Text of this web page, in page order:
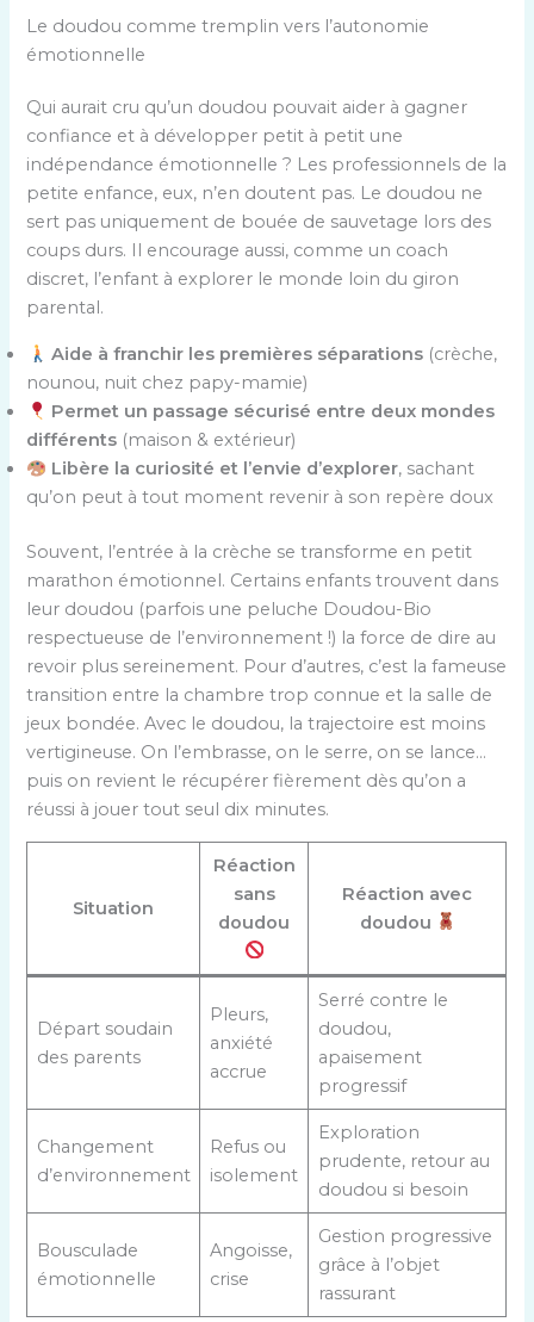
Le doudou comme tremplin vers l’autonomie
émotionnelle
Qui aurait cru qu’un doudou pouvait aider à gagner
confiance et à développer petit à petit une
indépendance émotionnelle ? Les professionnels de la
petite enfance, eux, n’en doutent pas. Le doudou ne
sert pas uniquement de bouée de sauvetage lors des
coups durs. Il encourage aussi, comme un coach
discret, l’enfant à explorer le monde loin du giron
parental.
Aide à franchir les premières séparations (crèche,
nounou, nuit chez papy-mamie)
Permet un passage sécurisé entre deux mondes
différents (maison & extérieur)
Libère la curiosité et l’envie d’explorer, sachant
qu’on peut à tout moment revenir à son repère doux
Souvent, l’entrée à la crèche se transforme en petit
marathon émotionnel. Certains enfants trouvent dans
leur doudou (parfois une peluche Doudou-Bio
respectueuse de l’environnement !) la force de dire au
revoir plus sereinement. Pour d’autres, c’est la fameuse
transition entre la chambre trop connue et la salle de
jeux bondée. Avec le doudou, la trajectoire est moins
vertigineuse. On l’embrasse, on le serre, on se lance…
puis on revient le récupérer fièrement dès qu’on a
réussi à jouer tout seul dix minutes.
Situation
Réaction
sans
doudou
Réaction avec
doudou
Départ soudain
des parents
Pleurs,
anxiété
accrue
Serré contre le
doudou,
apaisement
progressif
Changement
d’environnement
Refus ou
isolement
Exploration
prudente, retour au
doudou si besoin
Bousculade
émotionnelle
Angoisse,
crise
Gestion progressive
grâce à l’objet
rassurant